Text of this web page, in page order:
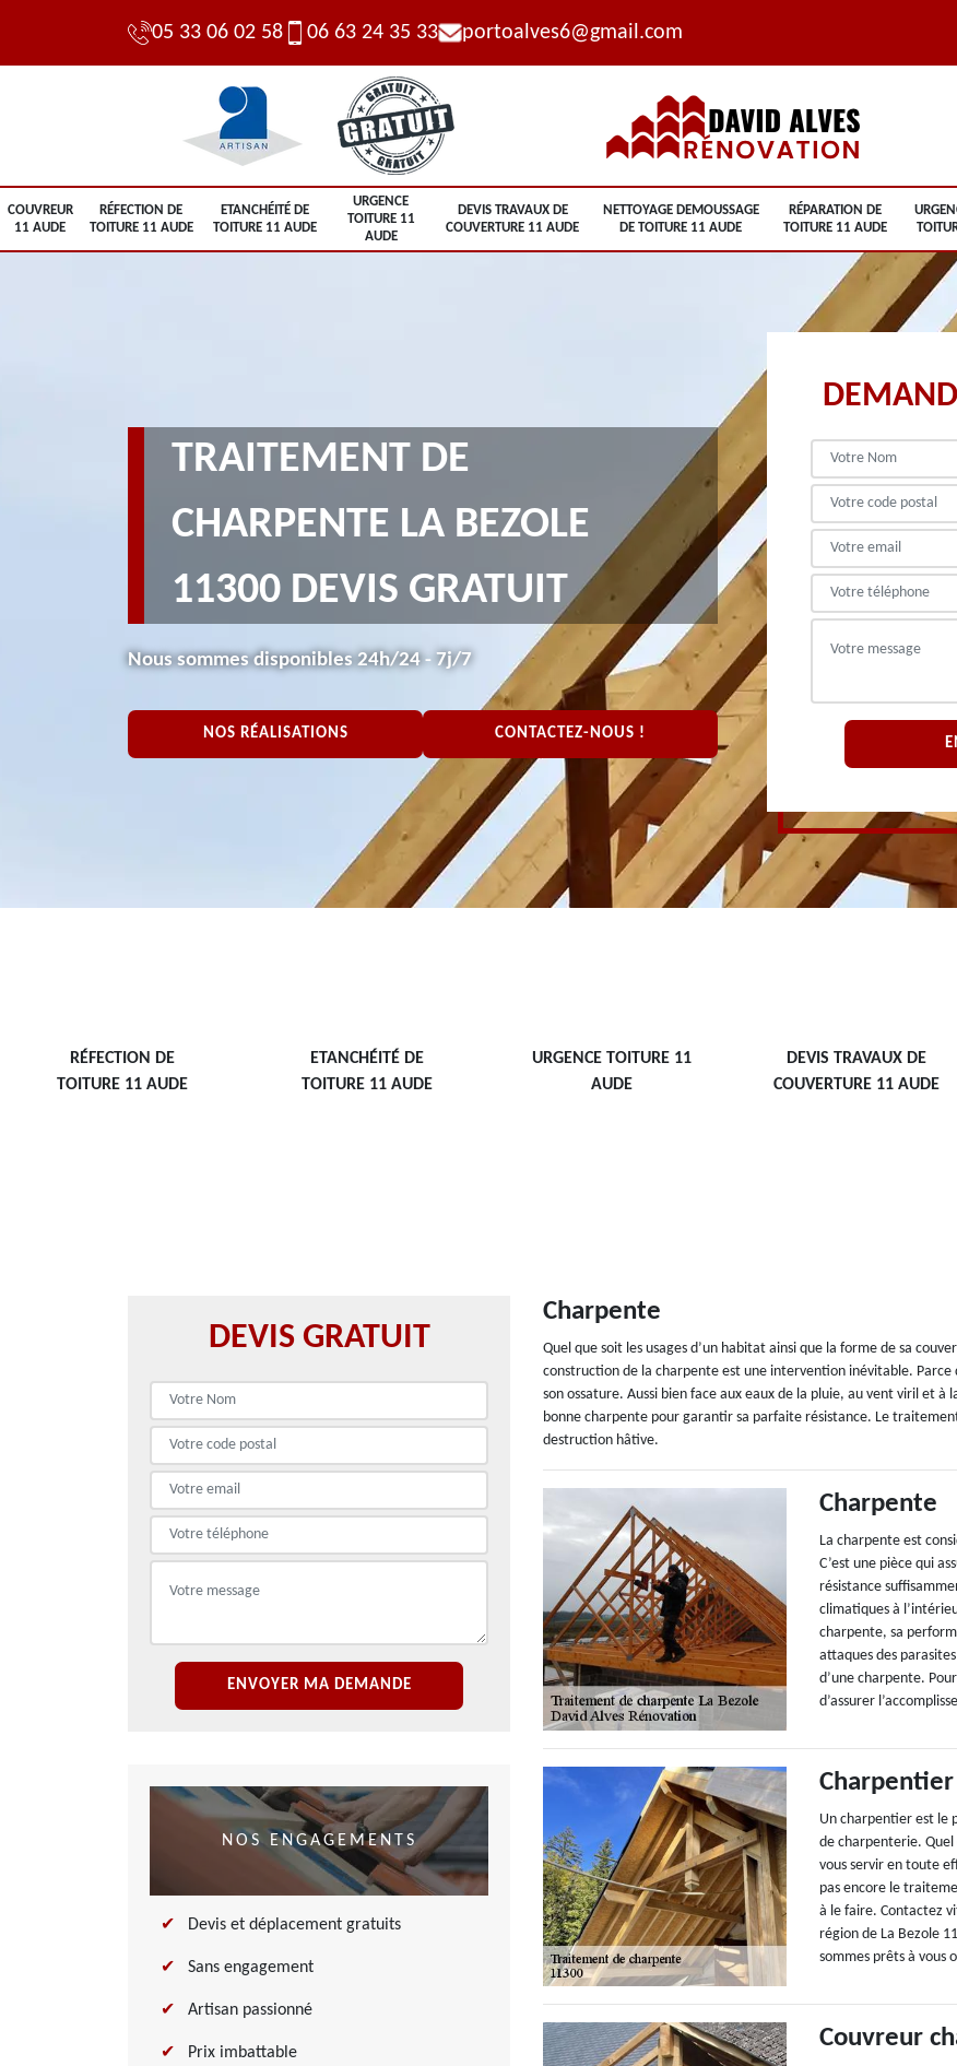
05 33 06 02 58 06 63 24 35 33 portoalves6@gmail.com
COUVREUR
11 AUDE
RÉFECTION DE
TOITURE 11 AUDE
ETANCHÉITÉ DE
TOITURE 11 AUDE
URGENCE
TOITURE 11
AUDE
DEVIS TRAVAUX DE
COUVERTURE 11 AUDE
NETTOYAGE DEMOUSSAGE
DE TOITURE 11 AUDE
RÉPARATION DE
TOITURE 11 AUDE
TRAITEMENT DE
CHARPENTE LA BEZOLE
11300 DEVIS GRATUIT
Nous sommes disponibles 24h/24 - 7j/7
NOS RÉALISATIONS CONTACTEZ-NOUS !
RÉFECTION DE
TOITURE 11 AUDE
ETANCHÉITÉ DE
TOITURE 11 AUDE
URGENCE TOITURE 11
AUDE
DEVIS TRAVAUX DE
COUVERTURE 11 AUDE
DEVIS GRATUIT
NOS ENGAGEMENTS
Devis et déplacement gratuits
Sans engagement
Artisan passionné
Prix imbattable
Charpente
Quel que soit les usages d’un habitat ainsi que la forme de sa
construction de la charpente est une intervention inévitable.
son ossature. Aussi bien face aux eaux de la pluie, au vent viril et
bonne charpente pour garantir sa parfaite résistance. Le
destruction hâtive.
Charpente
La charpente est
C’est une pièce qui
résistance
climatiques à
charpente, sa
attaques des
d’une charpente.
d’assurer
Charpentier
Un charpentier est le
de charpenterie.
vous servir en toute
pas encore le
à le faire. Contactez
région de La Bezole
sommes prêts à vous
Couvreur